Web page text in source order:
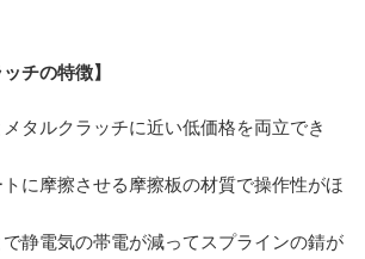
チの特徴】
タルクラッチに近い低価格を両立でき
に摩擦させる摩擦板の材質で操作性がほ
静電気の帯電が減ってスプラインの錆が